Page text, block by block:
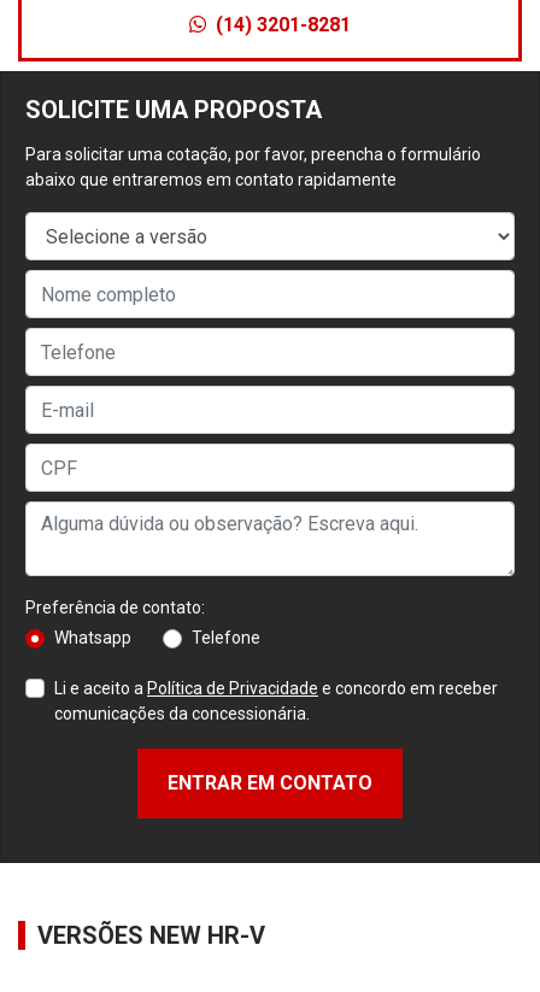
SOLICITE UMA PROPOSTA
Para solicitar uma cotação, por favor, preencha o formulário
abaixo que entraremos em contato rapidamente
Preferência de contato:
Whatsapp
Telefone
Li e aceito a Política de Privacidade e concordo em receber
comunicações da concessionária.
ENTRAR EM CONTATO
(14) 3201-8281
VERSÕES NEW HR-V